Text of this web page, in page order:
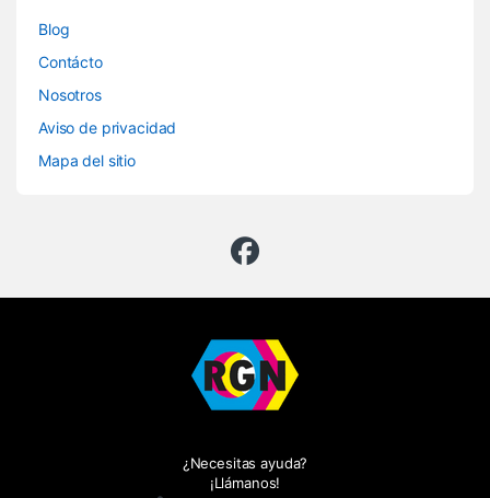
Blog
Contácto
Nosotros
Aviso de privacidad
Mapa del sitio
¿Necesitas ayuda?
¡Llámanos!